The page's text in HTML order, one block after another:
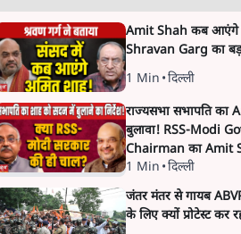
Amit Shah कब आएंगे
Shravan Garg का
1 Min •दिल्ली
राज्यसभा सभापति का
बुलावा! RSS-Modi
Chairman का Amit
में बयान देने का संकेत
journalist Vinod
Modi Government
संभावित strategy से
1 Min •दिल्ली
जंतर मंतर से गायब ABVP
के लिए क्यों प्रोटेस्ट कर